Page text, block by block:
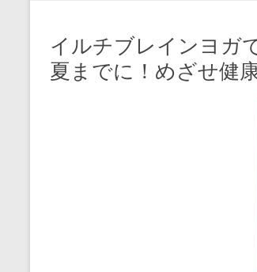
イルチブレインヨガ
夏までに！めざせ健